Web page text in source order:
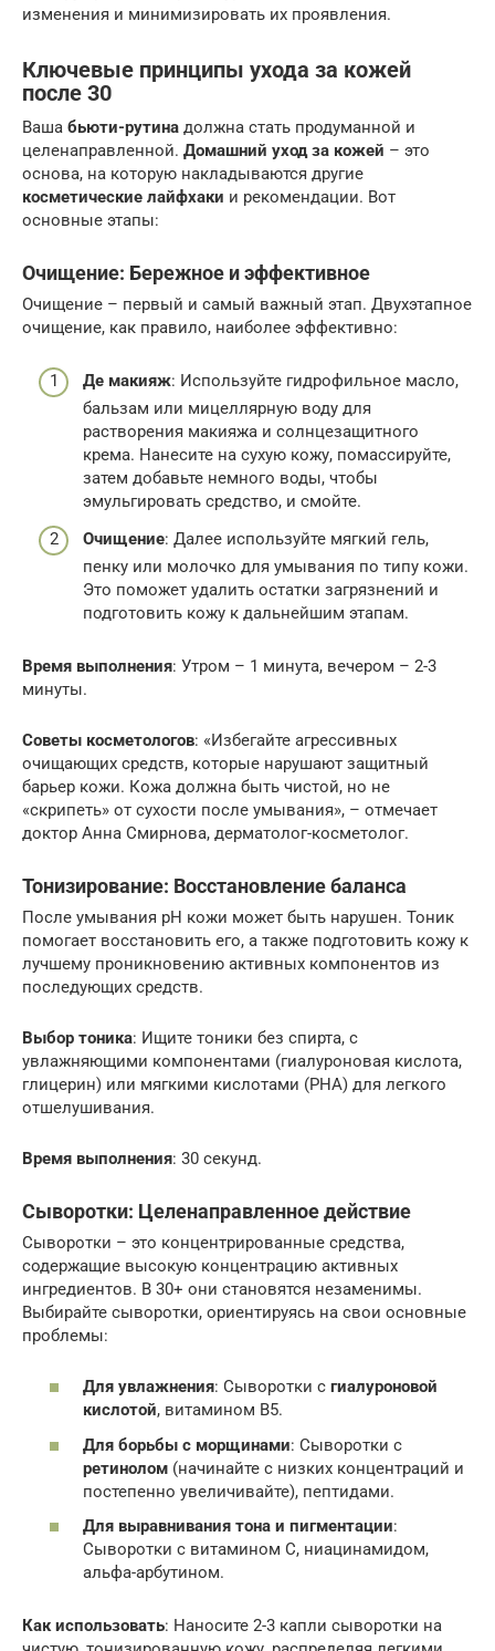
изменения и минимизировать их проявления.
Ключевые принципы ухода за кожей
после 30
Ваша бьюти-рутина должна стать продуманной и
целенаправленной. Домашний уход за кожей – это
основа, на которую накладываются другие
косметические лайфхаки и рекомендации. Вот
основные этапы:
Очищение: Бережное и эффективное
Очищение – первый и самый важный этап. Двухэтапное
очищение, как правило, наиболее эффективно:
Де макияж: Используйте гидрофильное масло,
бальзам или мицеллярную воду для
растворения макияжа и солнцезащитного
крема. Нанесите на сухую кожу, помассируйте,
затем добавьте немного воды, чтобы
эмульгировать средство, и смойте.
Очищение: Далее используйте мягкий гель,
пенку или молочко для умывания по типу кожи.
Это поможет удалить остатки загрязнений и
подготовить кожу к дальнейшим этапам.
Время выполнения: Утром – 1 минута, вечером – 2-3
минуты.
Советы косметологов: «Избегайте агрессивных
очищающих средств, которые нарушают защитный
барьер кожи. Кожа должна быть чистой, но не
«скрипеть» от сухости после умывания», – отмечает
доктор Анна Смирнова, дерматолог-косметолог.
Тонизирование: Восстановление баланса
После умывания pH кожи может быть нарушен. Тоник
помогает восстановить его, а также подготовить кожу к
лучшему проникновению активных компонентов из
последующих средств.
Выбор тоника: Ищите тоники без спирта, с
увлажняющими компонентами (гиалуроновая кислота,
глицерин) или мягкими кислотами (PHA) для легкого
отшелушивания.
Время выполнения: 30 секунд.
Сыворотки: Целенаправленное действие
Сыворотки – это концентрированные средства,
содержащие высокую концентрацию активных
ингредиентов. В 30+ они становятся незаменимы.
Выбирайте сыворотки, ориентируясь на свои основные
проблемы:
Для увлажнения: Сыворотки с гиалуроновой
кислотой, витамином B5.
Для борьбы с морщинами: Сыворотки с
ретинолом (начинайте с низких концентраций и
постепенно увеличивайте), пептидами.
Для выравнивания тона и пигментации:
Сыворотки с витамином C, ниацинамидом,
альфа-арбутином.
Как использовать: Наносите 2-3 капли сыворотки на